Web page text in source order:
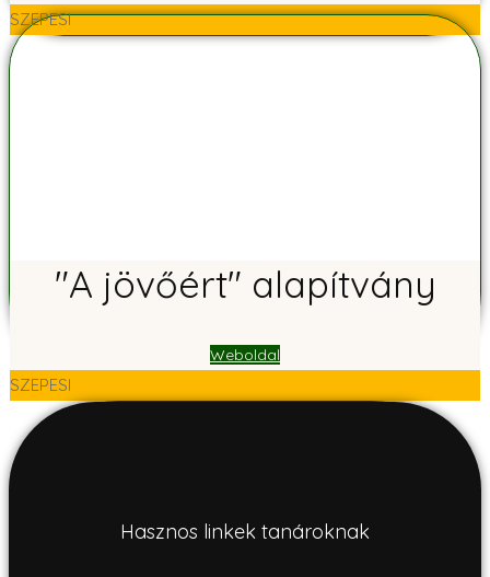
SZEPESI
"A jövőért" alapítvány
Weboldal
SZEPESI
Hasznos linkek tanároknak